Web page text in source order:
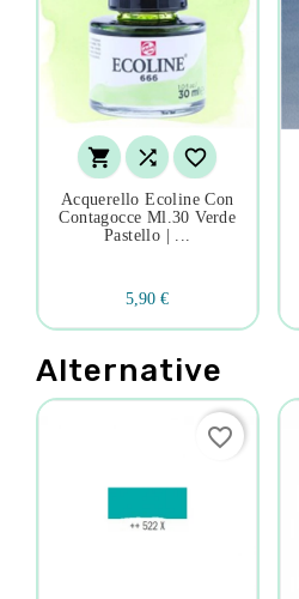
  
Acquerello Ecoline Con
Contagocce Ml.30 Verde
Pastello | ...
5,90 €
Alternative
favorite_border